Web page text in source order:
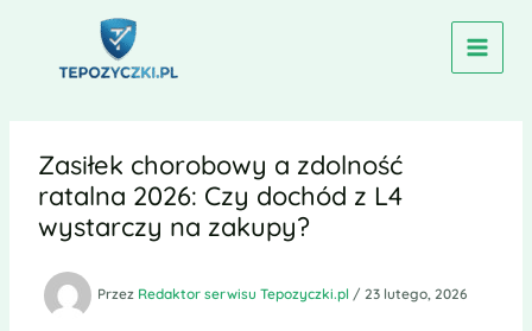
Zasiłek chorobowy a zdolność
ratalna 2026: Czy dochód z L4
wystarczy na zakupy?
Przez Redaktor serwisu Tepozyczki.pl / 23 lutego, 2026